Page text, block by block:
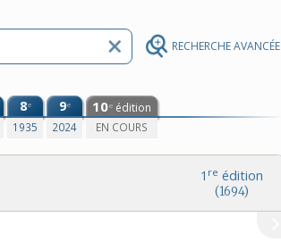
RECHERCHE AVANCÉE
8e
1935
9e
2024
10e édition
EN COURS
1 re édition
(1694)